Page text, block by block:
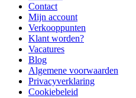
Contact
Mijn account
Verkooppunten
Klant worden?
Vacatures
Blog
Algemene voorwaarden
Privacyverklaring
Cookiebeleid